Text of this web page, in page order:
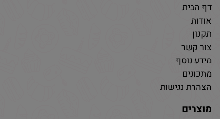
דף הבית
אודות
תקנון
צור קשר
מידע נוסף
מתכונים
הצהרת נגישות
מוצרים